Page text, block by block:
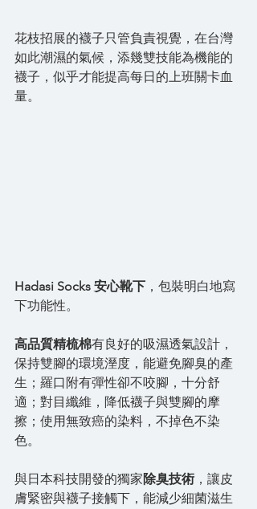
花枝招展的襪子只管負責視覺，在台灣
如此潮濕的氣候，添幾雙技能為機能的
襪子，似乎才能提高每日的上班關卡血
量。
Hadasi Socks 安心靴下 ，包裝明白地寫
下功能性。
高品質精梳棉有良好的吸濕透氣設計，
保持雙腳的環境溼度，能避免腳臭的產
生；羅口附有彈性卻不咬腳，十分舒
適；對目纖維，降低襪子與雙腳的摩
擦；使用無致癌的染料，不掉色不染
色。
與日本科技開發的獨家除臭技術 ，讓皮
膚緊密與襪子接觸下，能減少細菌滋生